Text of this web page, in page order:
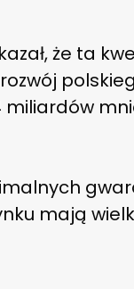
że ta
miliardów
mają